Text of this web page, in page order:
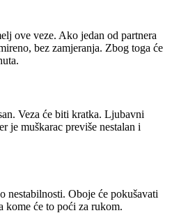
ove veze. Ako jedan od partnera
bez zamjeranja. Zbog toga će
Veza će biti kratka. Ljubavni
je muškarac previše nestalan i
nestabilnosti. Oboje će pokušavati
kome će to poći za rukom.